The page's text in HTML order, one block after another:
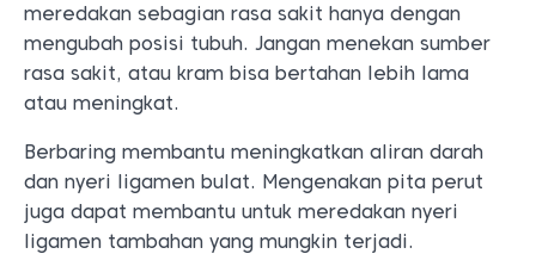
meredakan sebagian rasa sakit hanya dengan
mengubah posisi tubuh. Jangan menekan sumber
rasa sakit, atau kram bisa bertahan lebih lama
atau meningkat.
Berbaring membantu meningkatkan aliran darah
dan nyeri ligamen bulat. Mengenakan pita perut
juga dapat membantu untuk meredakan nyeri
ligamen tambahan yang mungkin terjadi.